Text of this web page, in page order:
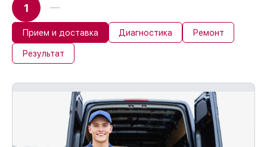
1
Прием и доставка Диагностика Ремонт
Результат